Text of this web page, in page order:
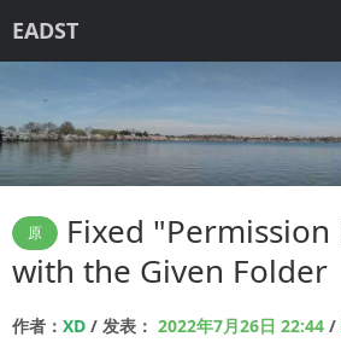
EADST
原
Fixed
with the Given Folder
作者： XD / 发表： 2022年7月26日 22:44 /